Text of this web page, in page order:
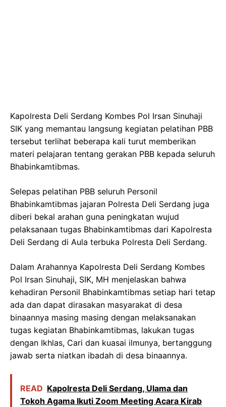
Kapolresta Deli Serdang Kombes Pol Irsan Sinuhaji
SIK yang memantau langsung kegiatan pelatihan PBB
tersebut terlihat beberapa kali turut memberikan
materi pelajaran tentang gerakan PBB kepada seluruh
Bhabinkamtibmas.
Selepas pelatihan PBB seluruh Personil
Bhabinkamtibmas jajaran Polresta Deli Serdang juga
diberi bekal arahan guna peningkatan wujud
pelaksanaan tugas Bhabinkamtibmas dari Kapolresta
Deli Serdang di Aula terbuka Polresta Deli Serdang.
Dalam Arahannya Kapolresta Deli Serdang Kombes
Pol Irsan Sinuhaji, SIK, MH menjelaskan bahwa
kehadiran Personil Bhabinkamtibmas setiap hari tetap
ada dan dapat dirasakan masyarakat di desa
binaannya masing masing dengan melaksanakan
tugas kegiatan Bhabinkamtibmas, lakukan tugas
dengan Ikhlas, Cari dan kuasai ilmunya, bertanggung
jawab serta niatkan ibadah di desa binaannya.
READ Kapolresta Deli Serdang, Ulama dan
Tokoh Agama Ikuti Zoom Meeting Acara Kirab